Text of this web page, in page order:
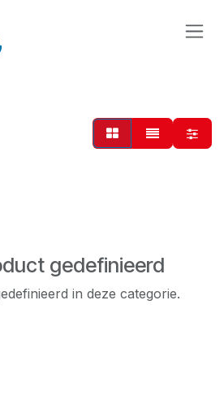
gedefinieerd
in deze categorie.